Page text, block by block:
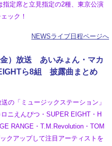
指定席と立見指定の2種、東京公演
ック！
NEWSライブ日程ページへ
金）放送 あいみょん・マカ
ら8組 披露曲まとめ
の「ミュージックステーション」
ニえんぴつ・SUPER EIGHT・H
RANGE・T.M.Revolution・TOM
クアップして注目アーティストを